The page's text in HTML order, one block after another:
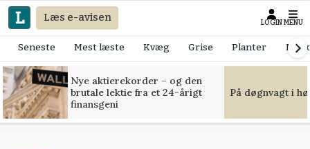
Læs e-avisen LOGIN MENU
Seneste Mest læste Kvæg Grise Planter
Nye aktierekorder – og den
brutale lektie fra et 24-årigt
finansgeni
På døgnvagt i